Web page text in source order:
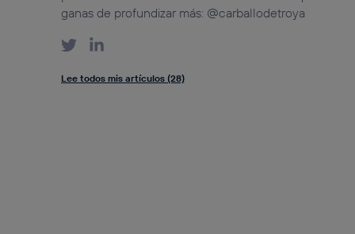
ganas de profundizar más: @carballodetroya
Lee todos mis artículos (28)